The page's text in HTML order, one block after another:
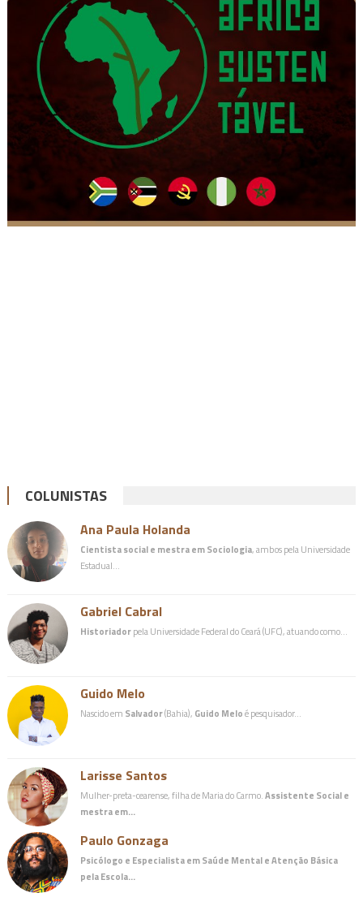
COLUNISTAS
Ana Paula Holanda
Cientista social e mestra em Sociologia, ambos pela Universidade
Estadual…
Gabriel Cabral
Historiadorpela Universidade Federal do Ceará (UFC), atuando como…
Guido Melo
Nascido em Salvador(Bahia), Guido Meloé pesquisador…
Larisse Santos
Mulher-preta-cearense, filha de Maria do Carmo.Assistente Social e
mestra em…
Paulo Gonzaga
Psicólogo e Especialista em Saúde Mental e Atenção Básica
pela Escola…